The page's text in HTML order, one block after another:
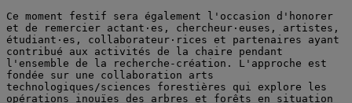
Ce moment festif sera également l'occasion d'honorer
et de remercier actant·es, chercheur·euses, artistes,
étudiant·es, collaborateur·rices et partenaires ayant
contribué aux activités de la chaire pendant
l'ensemble de la recherche-création. L'approche est
fondée sur une collaboration arts
technologiques/sciences forestières qui explore les
opérations inouïes des arbres et forêts en situation